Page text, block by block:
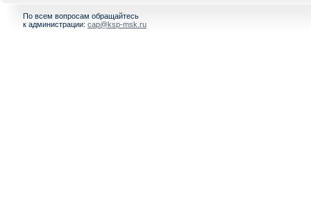
По всем вопросам обращайтесь
к администрации: cap@ksp-msk.ru